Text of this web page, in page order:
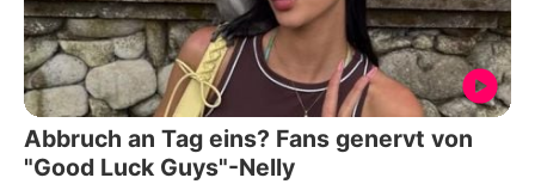
Abbruch an Tag eins? Fans genervt von
"Good Luck Guys"-Nelly